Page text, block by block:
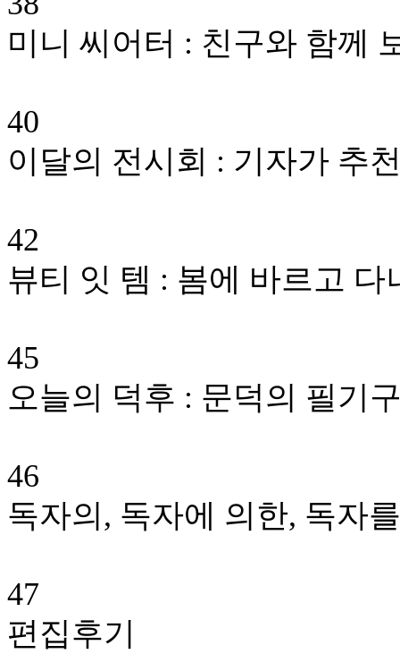
미니 씨어터 : 친구와 함께
40
이달의 전시회 : 기자가 추
42
뷰티 잇 템 : 봄에 바르고
45
오늘의 덕후 : 문덕의 필기
46
독자의, 독자에 의한, 독자
47
편집후기